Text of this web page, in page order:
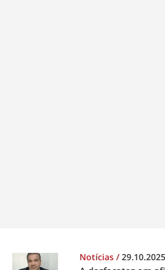
Notícias /29.10.2025